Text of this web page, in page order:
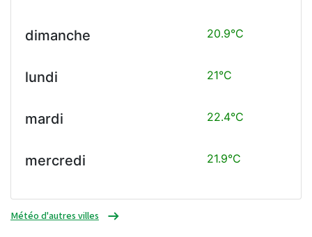
dimanche 20.9°C
lundi 21°C
mardi 22.4°C
mercredi 21.9°C
Météo d'autres villes